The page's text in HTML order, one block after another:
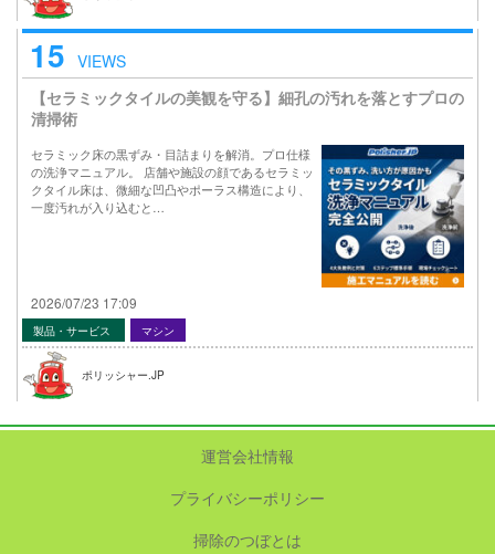
15 VIEWS
【セラミックタイルの美観を守る】細孔の汚れを落とすプロの
清掃術
セラミック床の黒ずみ・目詰まりを解消。プロ仕様
の洗浄マニュアル。 店舗や施設の顔であるセラミッ
クタイル床は、微細な凹凸やポーラス構造により、
一度汚れが入り込むと…
2026/07/23 17:09
製品・サービス マシン
ポリッシャー.JP
運営会社情報
プライバシーポリシー
掃除のつぼとは